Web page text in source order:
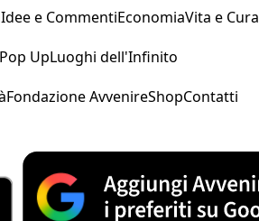
Idee e CommentiEconomiaVita e Cura
Pop UpLuoghi dell'Infinito
Fondazione AvvenireShopContatti